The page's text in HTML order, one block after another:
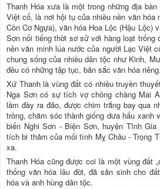
Thanh Hóa xưa là một trong những địa
Việt cổ, là nơi hội tụ của nhiều nền văn
Cồn Cơ Ngựa), văn hóa Hoa Lộc (Hậu Lộc)
Sơn nổi tiếng thời sơ sử với hàng loạt trống
nền văn minh lúa nước của người Lạc Việt
chung sống của nhiều dân tộc như Kinh,
đều có những tập tục, bản sắc văn hóa riêng.
Xứ Thanh là vùng đất có nhiều truyền
Nga Sơn có sự tích vợ chồng chàng Mai
lầm đày ra đảo, được chim trắng bay qua
trồng, chăm sóc thành giống dưa hấu xanh
biển Nghi Sơn - Biện Sơn, huyện Tĩnh
tích bi thảm của mối tình Mỵ Châu - Trọng
xa.
Thanh Hóa cũng được coi là một vùng đất
thống văn hóa lâu đời, đã sản sinh cho
hóa và anh hùng dân tộc.